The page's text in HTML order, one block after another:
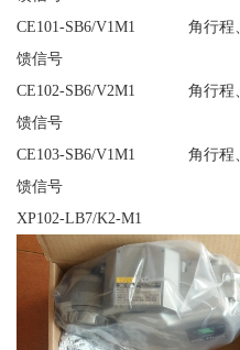
CE101-SB6/V1M1 角行程、
馈信号
CE102-SB6/V2M1 角行程、
馈信号
CE103-SB6/V1M1 角行程、
馈信号
XP102-LB7/K2-M1